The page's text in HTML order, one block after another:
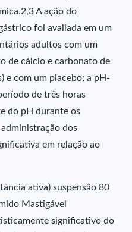
A ação do
foi avaliada em um
adultos com um
de cálcio e carbonato de
e com um placebo; a pH-
de três horas
do pH durante os
dos
em relação ao
ativa) suspensão 80
Mastigável
significativo do